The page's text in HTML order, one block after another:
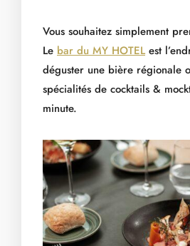
Vous souhaitez simplement
Le bar du MY HOTEL est
déguster une bière régionale
spécialités de cocktails &
minute.